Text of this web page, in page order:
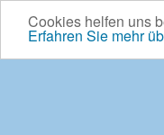
Cookies helfen uns
Erfahren Sie mehr